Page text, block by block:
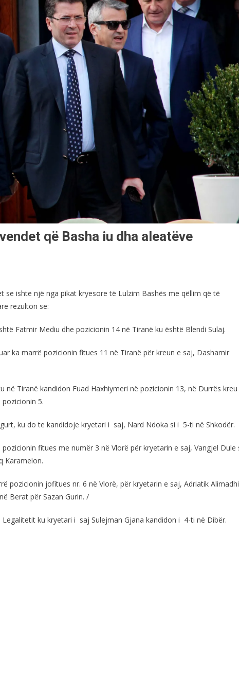
që Basha iu dha aleatëve
ishte një nga pikat kryesore të Lulzim Bashës me qëllim që të
rezulton se:
Fatmir Mediu dhe pozicionin 14 në Tiranë ku është Blendi Sulaj.
ka marrë pozicionin fitues 11 në Tiranë për kreun e saj, Dashamir
Tiranë kandidon Fuad Haxhiymeri në pozicionin 13, në Durrës kreu
5.
ku do te kandidoje kryetari i saj, Nard Ndoka si i 5-ti në Shkodër.
fitues me numër 3 në Vlorë për kryetarin e saj, Vangjel Dule
Karamelon.
pozicionin jofitues nr. 6 në Vlorë, për kryetarin e saj, Adriatik
Berat për Sazan Gurin. /
ku kryetari i saj Sulejman Gjana kandidon i 4-ti në Dibër.